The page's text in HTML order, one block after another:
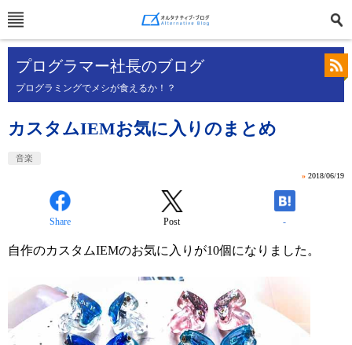
プログラマー社長のブログ
プログラミングでメシが食えるか！？
カスタムIEMお気に入りのまとめ
音楽
» 2018/06/19
Share Post -
自作のカスタムIEMのお気に入りが10個になりました。